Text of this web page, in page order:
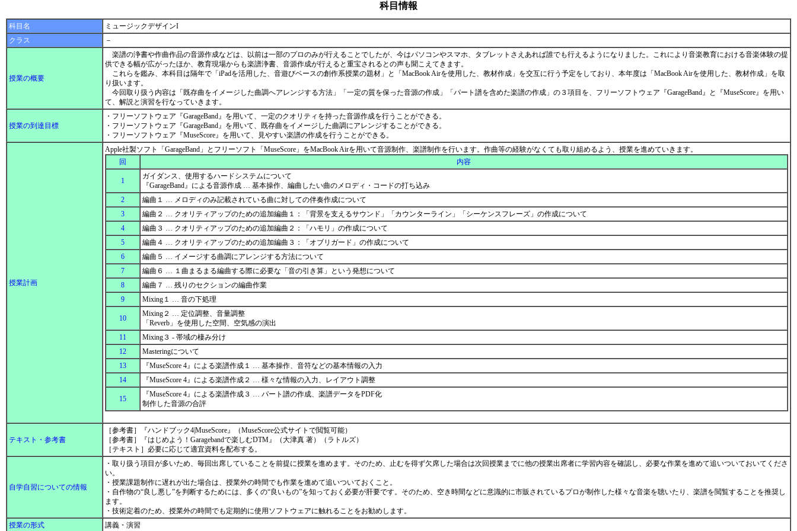
科目情報
科目名
ミュージックデザインI
クラス
－
授業の概要
楽譜の浄書や作曲作品の音源作成などは、以前は一部のプロのみが行えることでしたが、今はパソコンやスマホ、タブレットさえあれば誰でも行えるようになりました。これにより音楽教育における音楽体験の提
供できる幅が広がったほか、教育現場からも楽譜浄書、音源作成が行えると重宝されるとの声も聞こえてきます。
これらを鑑み、本科目は隔年で「iPadを活用した、音遊びベースの創作系授業の題材」と「MacBook Airを使用した、教材作成」を交互に行う予定をしており、本年度は「MacBook Airを使用した、教材作成」を取
り扱います。
今回取り扱う内容は「既存曲をイメージした曲調へアレンジする方法」「一定の質を保った音源の作成」「パート譜を含めた楽譜の作成」の３項目を、フリーソフトウェア『GarageBand』と『MuseScore』を用い
て、解説と演習を行なっていきます。
授業の到達目標
・フリーソフトウェア『GarageBand』を用いて、一定のクオリティを持った音源作成を行うことができる。
・フリーソフトウェア『GarageBand』を用いて、既存曲をイメージした曲調にアレンジすることができる。
・フリーソフトウェア『MuseScore』を用いて、見やすい楽譜の作成を行うことができる。
授業計画
Apple社製ソフト「GarageBand」とフリーソフト「MuseScore」をMacBook Airを用いて音源制作、楽譜制作を行います。作曲等の経験がなくても取り組めるよう、授業を進めていきます。
回
内容
1
ガイダンス、使用するハードシステムについて
『GarageBand』による音源作成 … 基本操作、編曲したい曲のメロディ・コードの打ち込み
2
編曲１ … メロディのみ記載されている曲に対しての伴奏作成について
3
編曲２ … クオリティアップのための追加編曲１：「背景を支えるサウンド」「カウンターライン」「シーケンスフレーズ」の作成について
4
編曲３ … クオリティアップのための追加編曲２：「ハモリ」の作成について
5
編曲４ … クオリティアップのための追加編曲３：「オブリガード」の作成について
6
編曲５ … イメージする曲調にアレンジする方法について
7
編曲６ … １曲まるまる編曲する際に必要な「音の引き算」という発想について
8
編曲７ … 残りのセクションの編曲作業
9
Mixing１ … 音の下処理
10
Mixing２ … 定位調整、音量調整
「Reverb」を使用した空間、空気感の演出
11
Mixing３ - 帯域の棲み分け
12
Masteringについて
13
『MuseScore 4』による楽譜作成１ … 基本操作、音符などの基本情報の入力
14
『MuseScore 4』による楽譜作成２ … 様々な情報の入力、レイアウト調整
15
『MuseScore 4』による楽譜作成３ … パート譜の作成、楽譜データをPDF化
制作した音源の合評
テキスト・参考書
［参考書］『ハンドブック4|MuseScore』（MuseScore公式サイトで閲覧可能）
［参考書］『はじめよう！Garagebandで楽しむDTM』（大津真 著）（ラトルズ）
［テキスト］必要に応じて適宜資料を配布する。
自学自習についての情報
・取り扱う項目が多いため、毎回出席していることを前提に授業を進めます。そのため、止むを得ず欠席した場合は次回授業までに他の授業出席者に学習内容を確認し、必要な作業を進めて追いついておいてくださ
い。
・授業課題制作に遅れが出た場合は、授業外の時間でも作業を進めて追いついておくこと。
・自作物の“良し悪し”を判断するためには、多くの“良いもの”を知っておく必要が肝要です。そのため、空き時間などに意識的に市販されているプロが制作した様々な音楽を聴いたり、楽譜を閲覧することを推奨し
ます。
・技術定着のため、授業外の時間でも定期的に使用ソフトウェアに触れることをお勧めします。
授業の形式
講義・演習